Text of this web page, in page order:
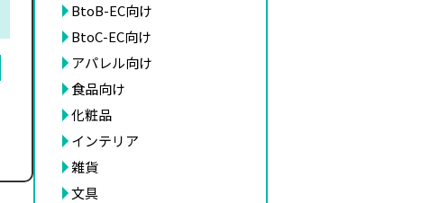
BtoB-EC向け
BtoC-EC向け
アパレル向け
食品向け
化粧品
インテリア
雑貨
文具